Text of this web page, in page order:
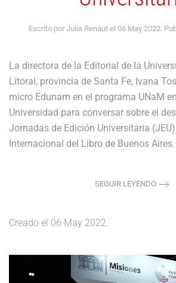
Escrito por Julia Renaut el 06 May 2022.
La directora de la Editorial de la
Litoral, provincia de Santa Fe, Ivana
micro Edunam en el programa UNaM
Universidad para conversar sobre el
Jornadas de Edición Universitaria
Internacional del Libro de Buenos Aires.
SEGUIR LEYENDO
Creado el 06 May 2022